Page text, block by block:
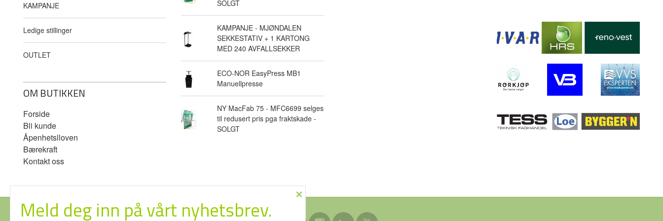
KAMPANJE
Ledige stillinger
OUTLET
OM BUTIKKEN
Forside
Bli kunde
Åpenhetslloven
Bærekraft
Kontakt oss
SOLGT
KAMPANJE - MJØNDALEN
SEKKESTATIV + 1 KARTONG
MED 240 AVFALLSEKKER
ECO-NOR EasyPress MB1
Manuellpresse
NY MacFab 75 - MFC6699 selges
til redusert pris pga fraktskade -
SOLGT
×
Meld deg inn på vårt nyhetsbrev.